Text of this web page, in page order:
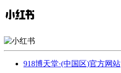
918博天堂·(中国区)官方网站